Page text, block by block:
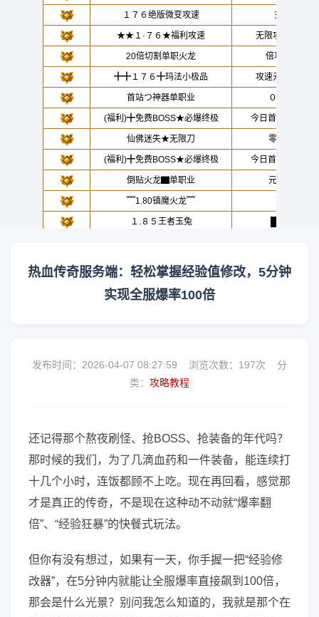
热血传奇服务端：轻松掌握经验值修改，5分钟
实现全服爆率100倍
发布时间：2026-04-07 08:27:59 浏览次数： 197次 分
类： 攻略教程
还记得那个熬夜刷怪、抢BOSS、抢装备的年代吗？
那时候的我们，为了几滴血药和一件装备，能连续打
十几个小时，连饭都顾不上吃。现在再回看，感觉那
才是真正的传奇，不是现在这种动不动就“爆率翻
倍”、“经验狂暴”的快餐式玩法。
但你有没有想过，如果有一天，你手握一把“经验修
改器”，在5分钟内就能让全服爆率直接飙到100倍，
那会是什么光景？别问我怎么知道的，我就是那个在